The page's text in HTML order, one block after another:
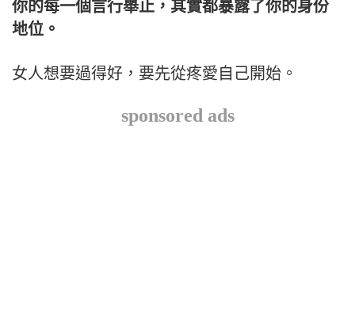
你的每一個言行舉止，其實都暴露了你的身份
地位。
女人想要過得好，要先從疼愛自己開始。
sponsored ads